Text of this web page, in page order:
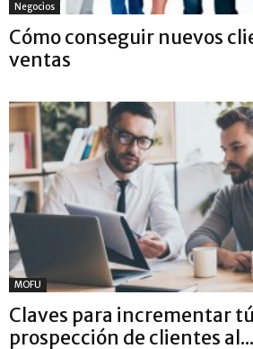
Negocios
Cómo conseguir nuevos
ventas
MOFU
Claves para incrementar
prospección de clientes al...